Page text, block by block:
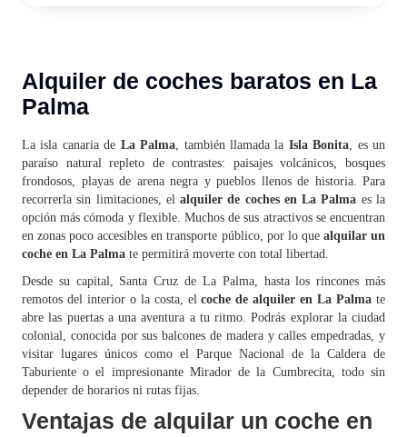
Alquiler de coches baratos en La
Palma
La isla canaria de La Palma, también llamada la Isla Bonita, es un
paraíso natural repleto de contrastes: paisajes volcánicos, bosques
frondosos, playas de arena negra y pueblos llenos de historia. Para
recorrerla sin limitaciones, elalquiler de coches en La Palma es la
opción más cómoda y flexible. Muchos de sus atractivos se encuentran
en zonas poco accesibles en transporte público, por lo que alquilar un
coche en La Palma te permitirá moverte con total libertad.
Desde su capital, Santa Cruz de La Palma, hasta los rincones más
remotos del interior o la costa, elcoche de alquiler en La Palma te
abre las puertas a una aventura a tu ritmo. Podrás explorar la ciudad
colonial, conocida por sus balcones de madera y calles empedradas, y
visitar lugares únicos como el Parque Nacional de la Caldera de
Taburiente o el impresionante Mirador de la Cumbrecita, todo sin
depender de horarios ni rutas fijas.
Ventajas de alquilar un coche en